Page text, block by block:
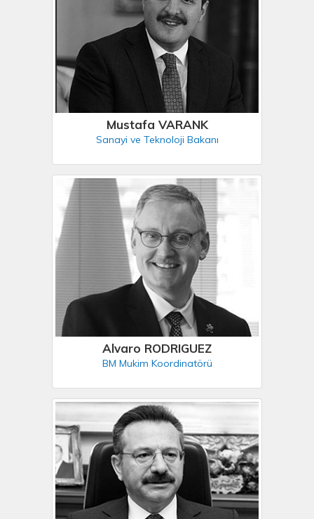
Mustafa VARANK
Sanayi ve Teknoloji Bakanı
Alvaro RODRIGUEZ
BM Mukim Koordinatörü